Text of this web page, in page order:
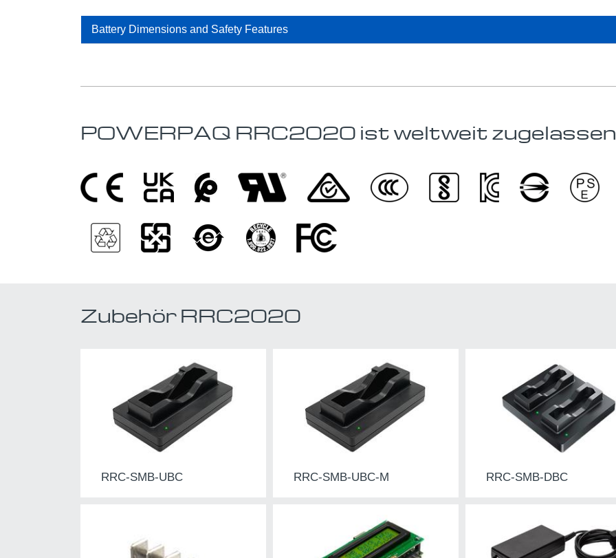
Battery Dimensions and Safety Features
POWERPAQ RRC2020 ist weltweit zugelassen
Zubehör RRC2020
RRC-SMB-UBC RRC-SMB-UBC-M RRC-SMB-DBC